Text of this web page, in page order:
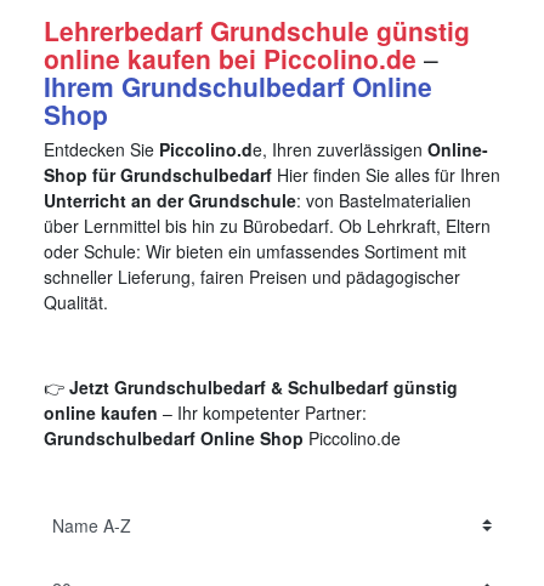
Lehrerbedarf Grundschule günstig
online kaufen bei Piccolino.de –
Ihrem Grundschulbedarf Online
Shop
Entdecken Sie Piccolino.de, Ihren zuverlässigen Online-
Shop für Grundschulbedarf Hier finden Sie alles für Ihren
Unterricht an der Grundschule: von Bastelmaterialien
über Lernmittel bis hin zu Bürobedarf. Ob Lehrkraft, Eltern
oder Schule: Wir bieten ein umfassendes Sortiment mit
schneller Lieferung, fairen Preisen und pädagogischer
Qualität.
👉 Jetzt Grundschulbedarf & Schulbedarf günstig
online kaufen – Ihr kompetenter Partner:
Grundschulbedarf Online Shop Piccolino.de